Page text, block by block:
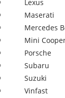
Lexus
Maserati
Mercedes
Mini
Porsche
Subaru
Suzuki
Vinfast